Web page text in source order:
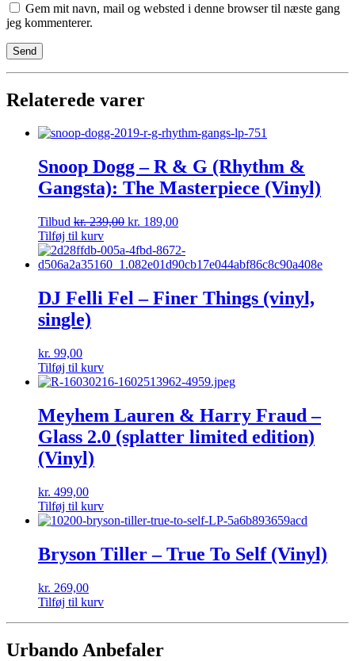
Gem mit navn, mail og websted i denne browser til næste gang
jeg kommenterer.
Relaterede varer
Snoop Dogg – R & G (Rhythm &
Gangsta): The Masterpiece (Vinyl)
Tilbud kr.239,00 kr. 189,00
Tilføj til kurv
DJ Felli Fel – Finer Things (vinyl,
single)
kr. 99,00
Tilføj til kurv
Meyhem Lauren & Harry Fraud –
Glass 2.0 (splatter limited edition)
(Vinyl)
kr. 499,00
Tilføj til kurv
Bryson Tiller – True To Self (Vinyl)
kr. 269,00
Tilføj til kurv
Urbando Anbefaler